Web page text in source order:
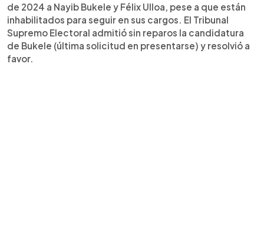
de 2024 a Nayib Bukele y Félix Ulloa, pese a que están
inhabilitados para seguir en sus cargos. El Tribunal
Supremo Electoral admitió sin reparos la candidatura
de Bukele (última solicitud en presentarse) y resolvió a
favor.